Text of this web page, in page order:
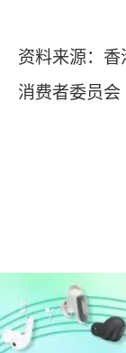
资料来源：
消费者委员会